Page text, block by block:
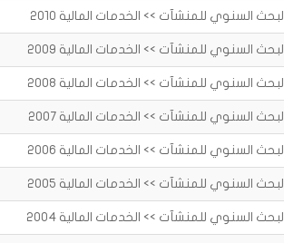
البحث السنوي للمنشآت >> الخدمات المالية 2010
البحث السنوي للمنشآت >> الخدمات المالية 2009
البحث السنوي للمنشآت >> الخدمات المالية 2008
البحث السنوي للمنشآت >> الخدمات المالية 2007
البحث السنوي للمنشآت >> الخدمات المالية 2006
البحث السنوي للمنشآت >> الخدمات المالية 2005
البحث السنوي للمنشآت >> الخدمات المالية 2004